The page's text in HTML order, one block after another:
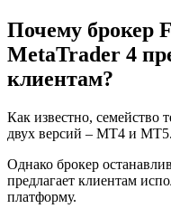
Почему брокер
MetaTrader 4
клиентам?
Как известно, семейство
двух версий – МТ4 и МТ5.
Однако брокер
предлагает клиентам
платформу.